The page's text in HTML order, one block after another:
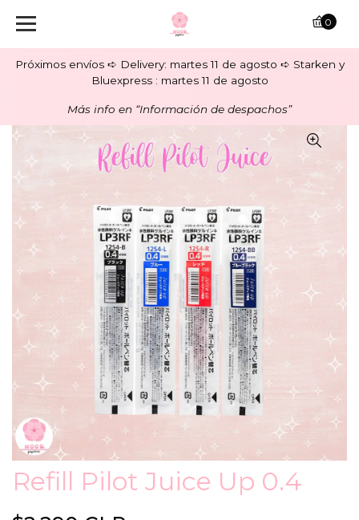
Próximos envíos ➪ Delivery: martes 11 de agosto ➪ Starken y
Bluexpress : martes 11 de agosto
Más info en “Información de despachos”
0
Refill Pilot Juice Up 0.4